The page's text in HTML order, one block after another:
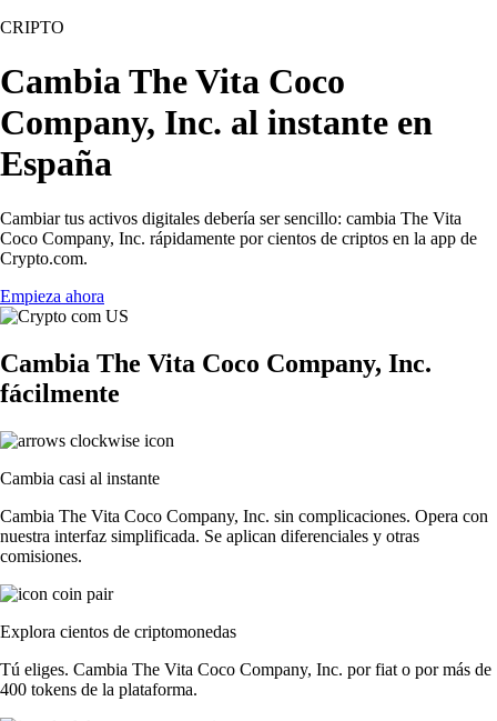
CRIPTO
Cambia The Vita Coco
Company, Inc. al instante en
España
Cambiar tus activos digitales debería ser sencillo: cambia The Vita
Coco Company, Inc. rápidamente por cientos de criptos en la app de
Crypto.com.
Empieza ahora
Cambia The Vita Coco Company, Inc.
fácilmente
Cambia casi al instante
Cambia The Vita Coco Company, Inc. sin complicaciones. Opera con
nuestra interfaz simplificada. Se aplican diferenciales y otras
comisiones.
Explora cientos de criptomonedas
Tú eliges. Cambia The Vita Coco Company, Inc. por fiat o por más de
400 tokens de la plataforma.